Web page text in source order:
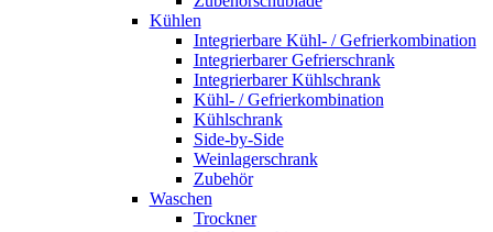
Kühlen
Integrierbare Kühl- / Gefrierkombination
Integrierbarer Gefrierschrank
Integrierbarer Kühlschrank
Kühl- / Gefrierkombination
Kühlschrank
Side-by-Side
Weinlagerschrank
Zubehör
Waschen
Trockner